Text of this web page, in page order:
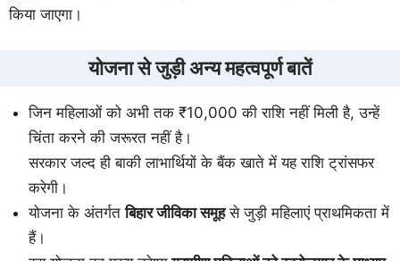
किया जाएगा।
योजना से जुड़ी अन्य महत्वपूर्ण बातें
जिन महिलाओं को अभी तक ₹10,000 की राशि नहीं मिली है, उन्हें
चिंता करने की जरूरत नहीं है।
सरकार जल्द ही बाकी लाभार्थियों के बैंक खाते में यह राशि ट्रांसफर
करेगी।
योजना के अंतर्गतबिहार जीविका समूहसे जुड़ी महिलाएं प्राथमिकता में
हैं।